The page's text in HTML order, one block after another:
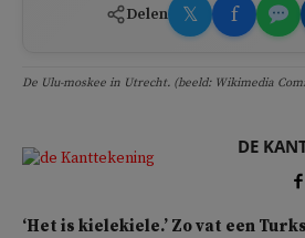
Delen 𝕏 f
De Ulu-moskee in Utrecht. (beeld: Wikimedia
DE
‘Het is kielekiele.’ Zo vat een